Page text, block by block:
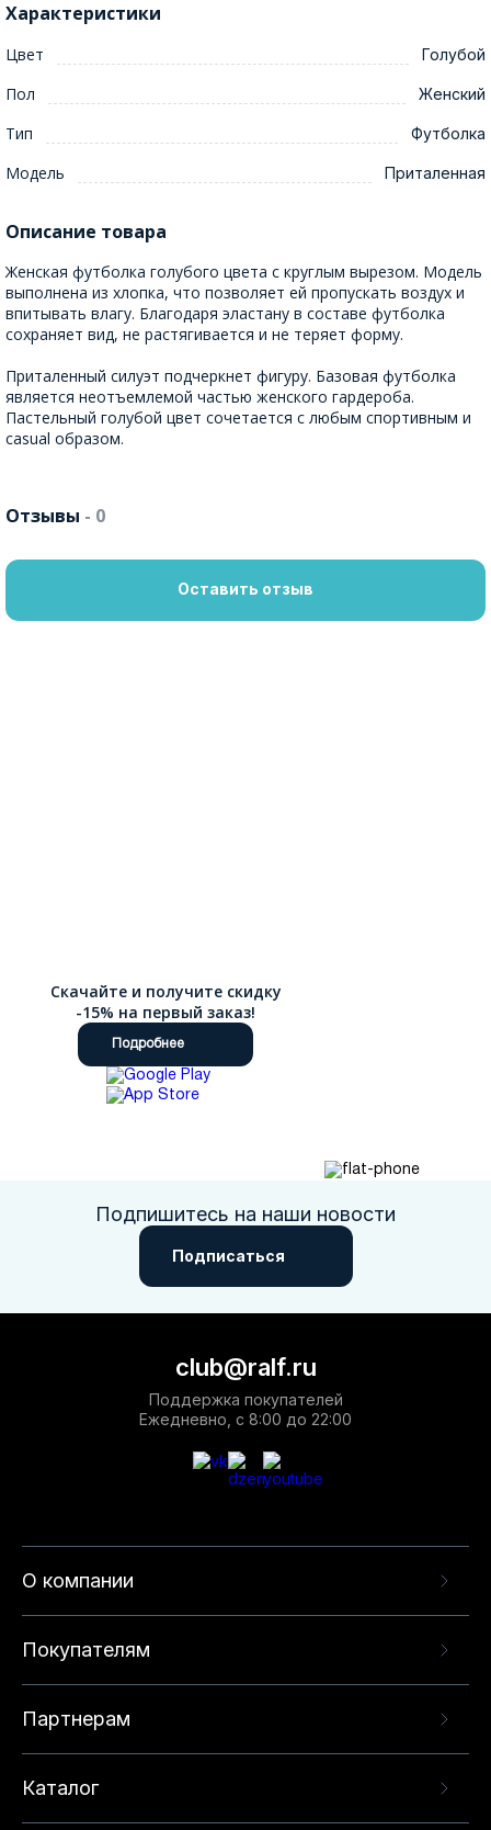
Характеристики
Цвет Голубой
Пол Женский
Тип Футболка
Модель Приталенная
Описание товара
Женская футболка голубого цвета с круглым вырезом. Модель
выполнена из хлопка, что позволяет ей пропускать воздух и
впитывать влагу. Благодаря эластану в составе футболка
сохраняет вид, не растягивается и не теряет форму.
Приталенный силуэт подчеркнет фигуру. Базовая футболка
является неотъемлемой частью женского гардероба.
Пастельный голубой цвет сочетается с любым спортивным и
casual образом.
Отзывы - 0
Оставить отзыв
Скачайте и получите скидку
-15% на первый заказ!
Подробнее
Подпишитесь на наши новости
Подписаться
О компании
Покупателям
Партнерам
Каталог
club@ralf.ru
Поддержка покупателей
Ежедневно, с 8:00 до 22:00